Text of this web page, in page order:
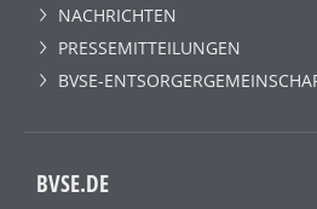
NACHRICHTEN
PRESSEMITTEILUNGEN
BVSE-
BVSE.DE